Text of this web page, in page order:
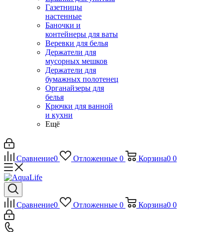
Газетницы
настенные
Баночки и
контейнеры для ваты
Веревки для белья
Держатели для
мусорных мешков
Держатели для
бумажных полотенец
Органайзеры для
белья
Крючки для ванной
и кухни
Ещё
Сравнение0 Отложенные 0 Корзина0 0
Сравнение0 Отложенные 0 Корзина0 0